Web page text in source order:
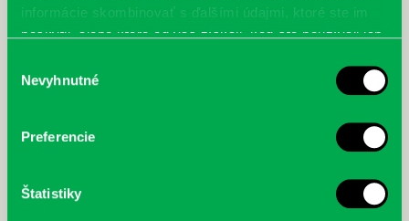
informácie skombinovať s ďalšími údajmi, ktoré ste im
poskytli, alebo ktoré od vás získali, keď ste používali ich
súhlasu
Nevyhnutné
Preferencie
Štatistiky
McGrath, Andy: Tadej Pogačar:
nezastaviteľný